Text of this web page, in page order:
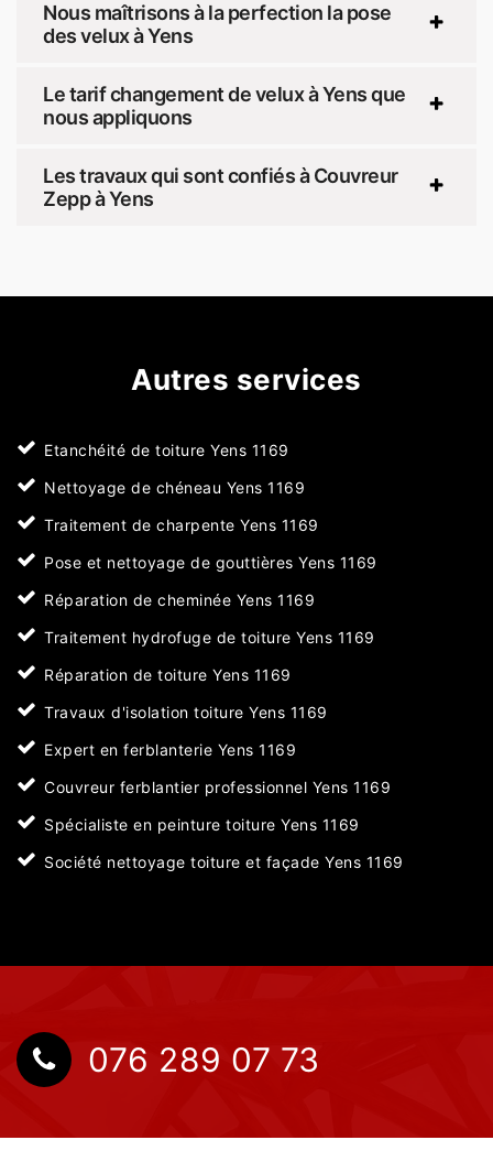
Nous maîtrisons à la perfection la pose
des velux à Yens
Le tarif changement de velux à Yens que
nous appliquons
Les travaux qui sont confiés à Couvreur
Zepp à Yens
Autres services
Etanchéité de toiture Yens 1169
Nettoyage de chéneau Yens 1169
Traitement de charpente Yens 1169
Pose et nettoyage de gouttières Yens 1169
Réparation de cheminée Yens 1169
Traitement hydrofuge de toiture Yens 1169
Réparation de toiture Yens 1169
Travaux d'isolation toiture Yens 1169
Expert en ferblanterie Yens 1169
Couvreur ferblantier professionnel Yens 1169
Spécialiste en peinture toiture Yens 1169
Société nettoyage toiture et façade Yens 1169
076 289 07 73